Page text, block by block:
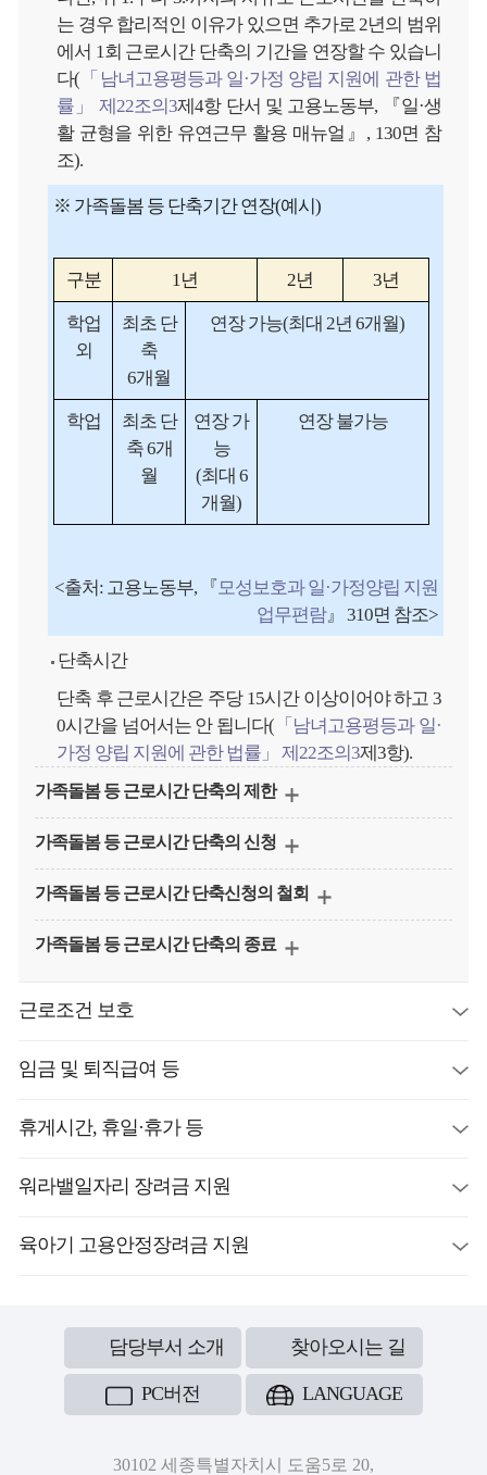
는 경우 합리적인 이유가 있으면 추가로 2년의 범위
에서 1회 근로시간 단축의 기간을 연장할 수 있습니
다( 「남녀고용평등과 일·가정 양립 지원에 관한 법
률」 제22조의3제4항 단서 및 고용노동부, 『일·생
활 균형을 위한 유연근무 활용 매뉴얼』, 130면 참
조).
※ 가족돌봄 등 단축기간 연장(예시)
구분 1년 2년 3년
학업
외
최초 단
축
6개월
연장 가능(최대 2년 6개월)
학업
최초 단
축 6개
월
연장 가
능
(최대 6
개월)
연장 불가능
<출처: 고용노동부, 『모성보호과 일·가정양립 지원
업무편람』 310면 참조>
단축시간
단축 후 근로시간은 주당 15시간 이상이어야 하고 3
0시간을 넘어서는 안 됩니다( 「남녀고용평등과 일·
가정 양립 지원에 관한 법률」 제22조의3제3항).
가족돌봄 등 근로시간 단축의 제한
가족돌봄 등 근로시간 단축의 신청
가족돌봄 등 근로시간 단축신청의 철회
가족돌봄 등 근로시간 단축의 종료
근로조건 보호
임금 및 퇴직급여 등
휴게시간, 휴일·휴가 등
워라밸일자리 장려금 지원
육아기 고용안정장려금 지원
담당부서 소개 찾아오시는 길
PC버전 LANGUAGE
30102 세종특별자치시 도움5로 20,